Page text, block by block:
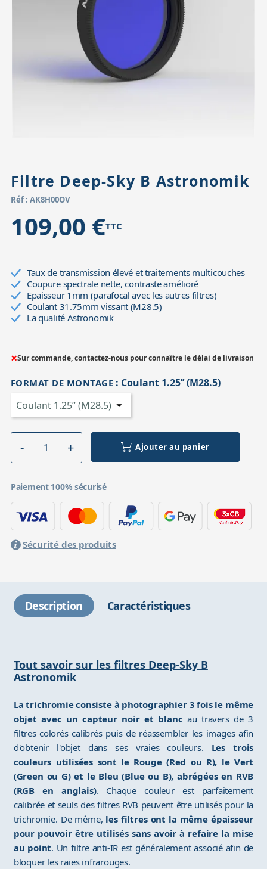
Accessoires pour montures
Pièces détachées
Filtre Deep-Sky B Astronomik
Réf : AK8H00OV
109,00 €TTC
Taux de transmission élevé et traitements multicouches
Coupure spectrale nette, contraste amélioré
Epaisseur 1mm (parafocal avec les autres filtres)
Coulant 31.75mm vissant (M28.5)
La qualité Astronomik
×Sur commande, contactez-nous pour connaître le délai de livraison
FORMAT DE MONTAGE : Coulant 1.25’’ (M28.5)
Ajouter au panier
Paiement 100% sécurisé
Sécurité des produits
Description Caractéristiques
Tout savoir sur les filtres Deep-Sky B
Astronomik
La trichromie consiste à photographier 3 fois le même
objet avec un capteur noir et blanc au travers de 3
filtres colorés calibrés puis de réassembler les images afin
d'obtenir l'objet dans ses vraies couleurs. Les trois
couleurs utilisées sont le Rouge (Red ou R), le Vert
(Green ou G) et le Bleu (Blue ou B), abrégées en RVB
(RGB en anglais). Chaque couleur est parfaitement
calibrée et seuls des filtres RVB peuvent être utilisés pour la
trichromie. De même, les filtres ont la même épaisseur
pour pouvoir être utilisés sans avoir à refaire la mise
au point. Un filtre anti-IR est généralement associé afin de
bloquer les raies infrarouges.